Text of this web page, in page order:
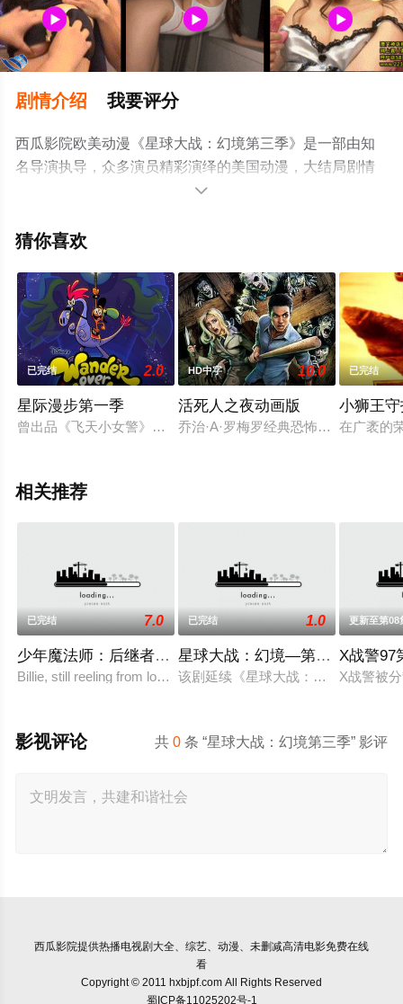
剧情介绍 我要评分
西瓜影院欧美动漫《星球大战：幻境第三季》是一部由知
名导演执导，众多演员精彩演绎的美国动漫，大结局剧情
已揭晓（已完结），手机免费在线观看高清无删减完整版
漫、电视猫或剧情网等平台了解。

猜你喜欢
已完结 2.0
星际漫步第一季
曾出品《飞天小女警》《德克斯特实验室》的著名动画制作人
HD中字 10.0
活死人之夜动画版
乔治·A·罗梅罗经典恐怖片[活死人之
已完结
小狮王
在广袤的
相关推荐
已完结 7.0
少年魔法师：后继者第三季
Billie, still reeling from losing Alex at the end
已完结 1.0
星球大战：幻境—第九个绝地武
该剧延续《星球大战：幻境》的世界
更新至第08
X战警97
X战警被
共0 条 “星球大战：幻境第三季” 影评
影视评论
西瓜影院提供热播电视剧大全、综艺、动漫、未删减高清电影免费在线
看
Copyright © 2011 hxbjpf.com All Rights Reserved
蜀ICP备11025202号-1